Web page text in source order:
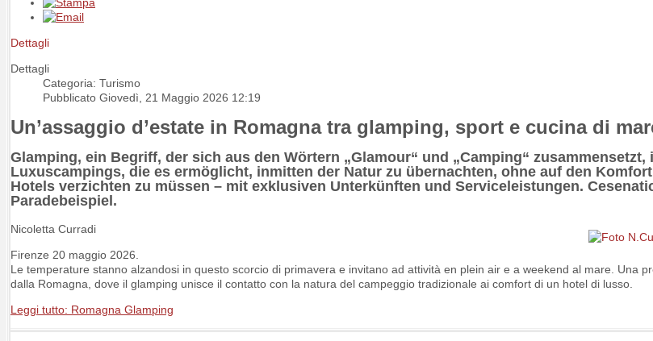
Dettagli
Dettagli
Categoria: Turismo
Pubblicato Giovedì, 21 Maggio 2026 12:19
Un’assaggio d’estate in Romagna tra glamping, sport e cucina di
Glamping, ein Begriff, der sich aus den Wörtern „Glamour“ und „Camping“ zusammensetzt,
Luxuscampings, die es ermöglicht, inmitten der Natur zu übernachten, ohne auf den
Hotels verzichten zu müssen – mit exklusiven Unterkünften und Serviceleistungen.
Paradebeispiel.
Nicoletta Curradi
Firenze 20 maggio 2026.
Le temperature stanno alzandosi in questo scorcio di primavera e invitano ad attività en plein air e a weekend al mare. Una
dalla Romagna, dove il glamping unisce il contatto con la natura del campeggio tradizionale ai comfort di un hotel di lusso.
Leggi tutto: Romagna Glamping